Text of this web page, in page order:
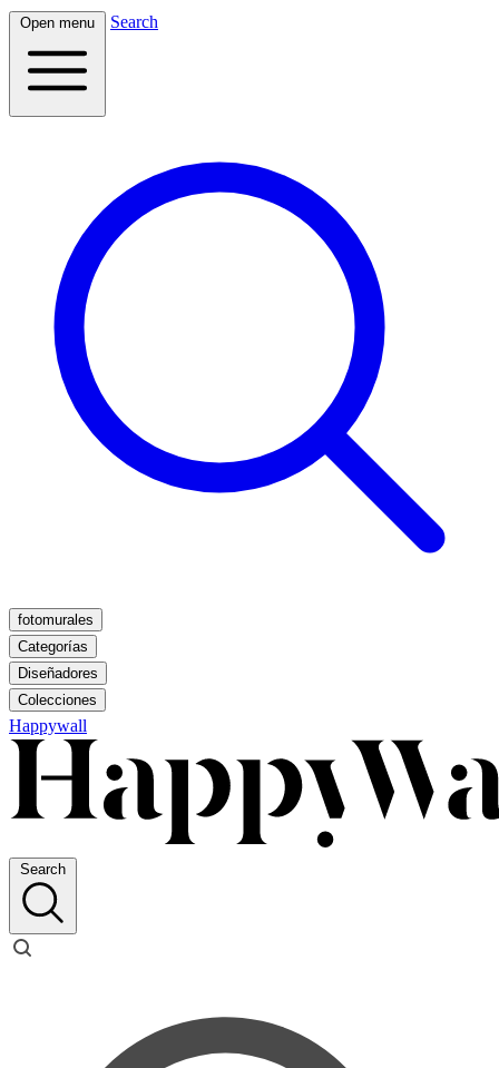
Open menu Search
fotomurales
Categorías
Diseñadores
Colecciones
Happywall
Search